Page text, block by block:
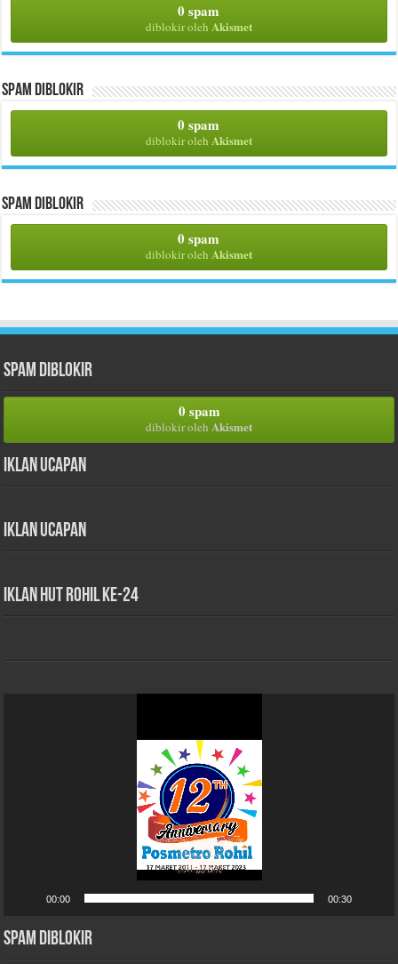
0 spam
diblokir oleh Akismet
Spam Diblokir
0 spam
diblokir oleh Akismet
Spam Diblokir
0 spam
diblokir oleh Akismet
Spam Diblokir
0 spam
diblokir oleh Akismet
Iklan Ucapan
Iklan Ucapan
iklan HUT Rohil Ke-24
00:00 00:30
Spam Diblokir